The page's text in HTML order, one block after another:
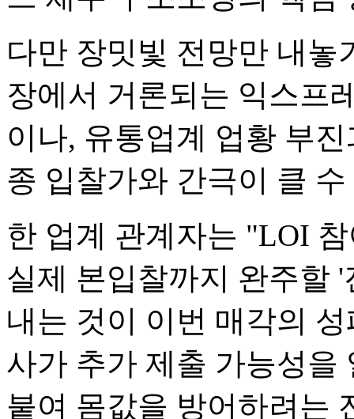
다만 장밋빛 전망만 내놓
장에서 거론되는 익스프
이나, 유통업계 업황 부
종 입찰가와 간극이 클
한 업계 관계자는 "LOI
실제 본입찰까지 완주할
내는 것이 이번 매각의
사가 추가 제출 가능성을
붙여 몸값을 방어하려는